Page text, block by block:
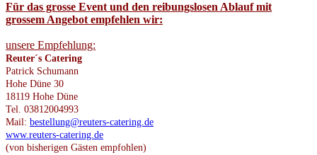
Für das grosse Event und den reibungslosen Ablauf mit
grossem Angebot empfehlen wir:
unsere Empfehlung:
Reuter´s Catering
Patrick Schumann
Hohe Düne 30
18119 Hohe Düne
Tel. 03812004993
Mail: bestellung@reuters-catering.de
www.reuters-catering.de
(von bisherigen Gästen empfohlen)